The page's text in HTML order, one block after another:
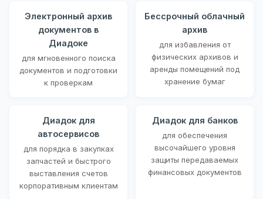
Электронный архив
документов в
Диадоке
для мгновенного поиска
документов и подготовки
к проверкам
Бессрочный облачный
архив
для избавления от
физических архивов и
аренды помещений под
хранение бумаг
Диадок для
автосервисов
для порядка в закупках
запчастей и быстрого
выставления счетов
корпоративным клиентам
Диадок для банков
для обеспечения
высочайшего уровня
защиты передаваемых
финансовых документов